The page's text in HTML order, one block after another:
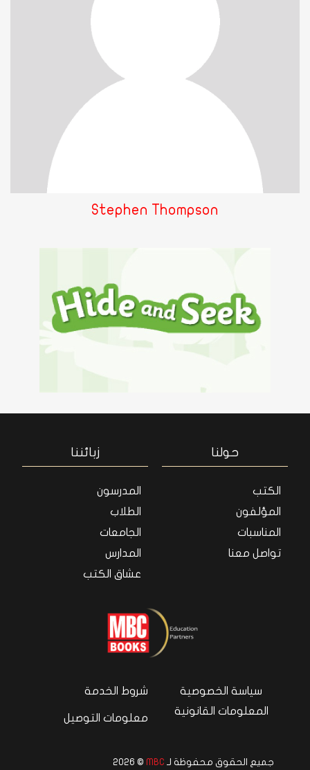
Stephen Thompson
حولنا
الكتب
المؤلفون
المناسبات
تواصل معنا
زبائننا
المدرسون
الطلاب
الجامعات
المدارس
عشاق الكتب
سياسة الخصوصية
المعلومات القانونية
شروط الخدمة
معلومات التوصيل
جميع الحقوق محفوظة لـ MBC
© 2026